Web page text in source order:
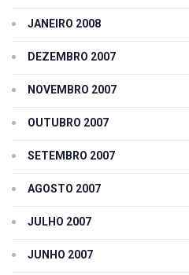
JANEIRO 2008
DEZEMBRO 2007
NOVEMBRO 2007
OUTUBRO 2007
SETEMBRO 2007
AGOSTO 2007
JULHO 2007
JUNHO 2007